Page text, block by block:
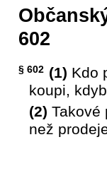
602
§ 602 (1) Kdo
koupi,
(2) Takové
než